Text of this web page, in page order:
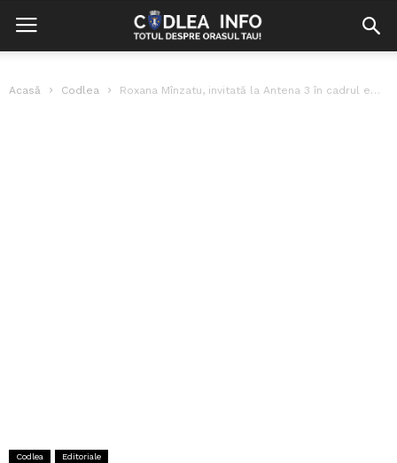
Acasă Codlea Roxana Mînzatu, invitată la Antena 3 în cadrul emisiunii ”Subiectiv față în...
Codlea Editoriale